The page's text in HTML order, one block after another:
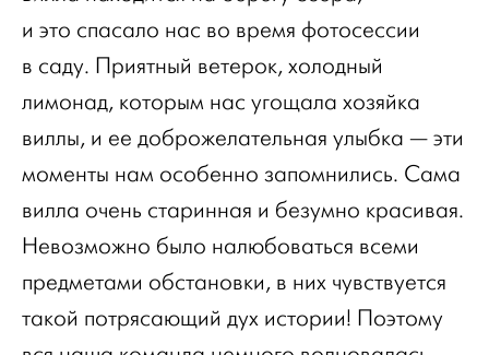
и это спасало нас во время фотосессии
в саду. Приятный ветерок, холодный
лимонад, которым нас угощала хозяйка
виллы, и ее доброжелательная улыбка — эти
моменты нам особенно запомнились. Сама
вилла очень старинная и безумно красивая.
Невозможно было налюбоваться всеми
предметами обстановки, в них чувствуется
такой потрясающий дух истории! Поэтому